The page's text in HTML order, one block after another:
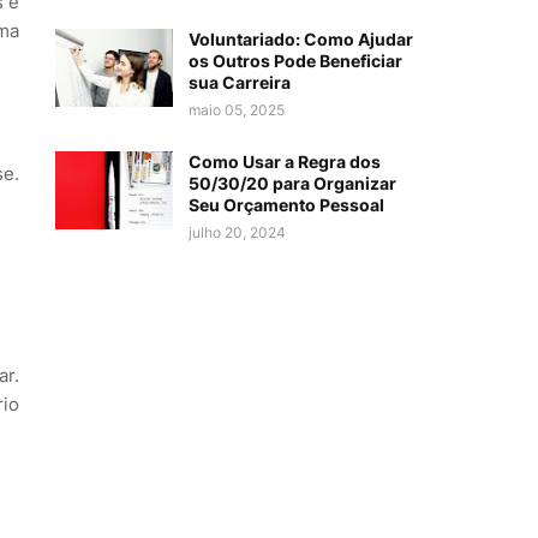
Voluntariado: Como Ajudar
os Outros Pode Beneficiar
sua Carreira
maio 05, 2025
Como Usar a Regra dos
50/30/20 para Organizar
Seu Orçamento Pessoal
julho 20, 2024